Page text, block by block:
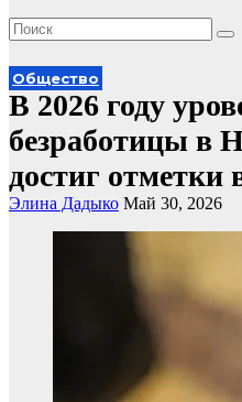
Общество
В 2026 году
безработицы в
достиг отметки
Элина Дадыко Май 30, 2026